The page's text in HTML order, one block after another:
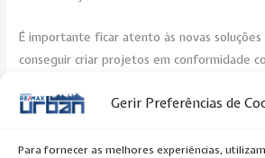
Gerir Preferências de
Para fornecer as melhores experiências,
É importante ficar atento às novas
conseguir criar projetos em conformidade